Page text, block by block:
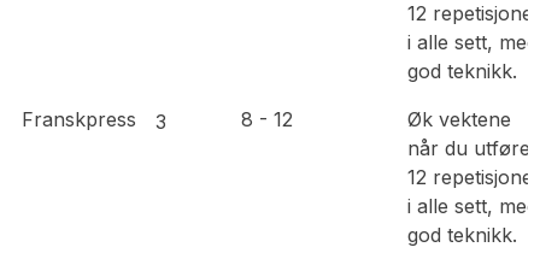
12 repetisjoner
i alle sett, med
god teknikk.
Franskpress
3 8 - 12
Øk vektene
når du utfører
12 repetisjoner
i alle sett, med
god teknikk.